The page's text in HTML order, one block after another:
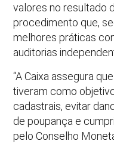
valores no resultado
procedimento que,
melhores práticas
auditorias
“A Caixa assegura
tiveram como
cadastrais, evitar
de poupança e
pelo Conselho